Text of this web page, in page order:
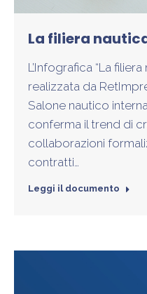
La filiera
L’Infografica “La
realizzata da
Salone nautico
conferma il trend di
collaborazioni
contratti…
Leggi il documento